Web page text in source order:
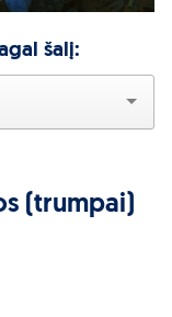
šalį:
(trumpai)